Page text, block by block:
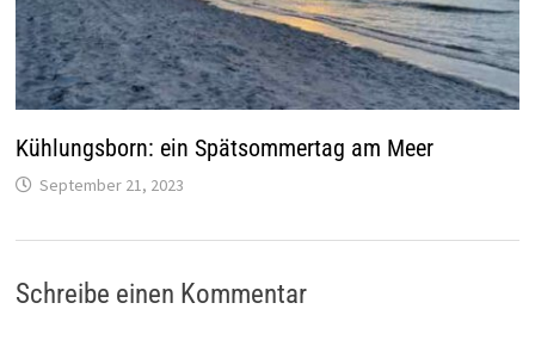
Kühlungsborn: ein Spätsommertag am Meer
September 21, 2023
Schreibe einen Kommentar